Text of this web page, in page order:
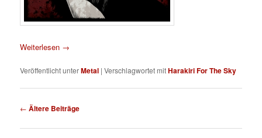
Weiterlesen →
Veröffentlicht unterMetal |Verschlagwortet mitHarakiri For The Sky
Beitragsnavigation
← Ältere Beiträge